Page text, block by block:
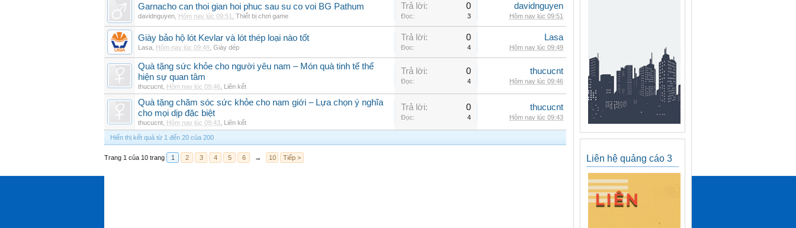
Garnacho can thoi gian hoi phuc sau su co voi BG Pathum
davidnguyen Hôm nay lúc 09:51 Thiết bị chơi game
Trả lời: 0
Đọc: 3
davidnguyen
Hôm nay lúc 09:51
Giày bảo hộ lót Kevlar và lót thép loại nào tốt
Lasa Hôm nay lúc 09:49 Giày dép
Trả lời: 0
Đọc: 4
Lasa
Hôm nay lúc 09:49
Quà tặng sức khỏe cho người yêu nam – Món quà tinh tế thể
hiện sự quan tâm
thucucnt Hôm nay lúc 09:46 Liên kết
Trả lời: 0
Đọc: 4
thucucnt
Hôm nay lúc 09:46
Quà tặng chăm sóc sức khỏe cho nam giới – Lựa chọn ý nghĩa
cho mọi dịp đặc biệt
thucucnt Hôm nay lúc 09:43 Liên kết
Trả lời: 0
Đọc: 4
thucucnt
Hôm nay lúc 09:43
Hiển thị kết quả từ 1 đến 20 của 200
Trang 1 của 10 trang 1 2 3 4 5 6 → 10 Tiếp > Liên hệ quảng cáo 3